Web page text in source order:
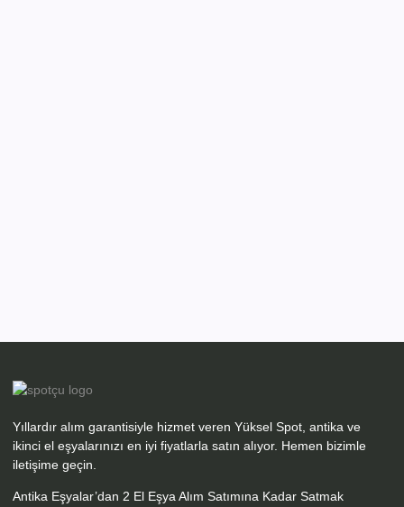
Yıllardır alım garantisiyle hizmet veren Yüksel Spot, antika ve
ikinci el eşyalarınızı en iyi fiyatlarla satın alıyor. Hemen bizimle
iletişime geçin.
Antika Eşyalar’dan 2 El Eşya Alım Satımına Kadar Satmak